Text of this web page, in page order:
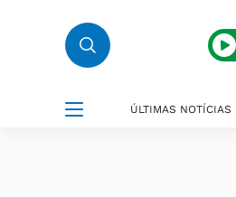
ÚLTIMAS NOTÍCIAS